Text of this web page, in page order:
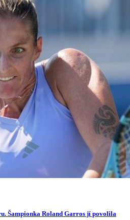
Šampionka Roland Garros jí povolila